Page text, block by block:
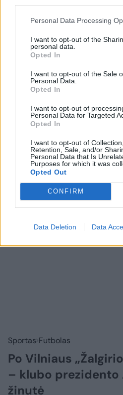
Personal Data Processing
I want to opt-out of the
personal data.
Opted In
I want to opt-out of the Sale
Personal Data.
Opted In
I want to opt-out of
Personal Data for Targeted
Opted In
I want to opt-out of
Retention, Sale, and/or
Personal Data that Is
Purposes for which it was
Opted Out
CONFIRM
Data Deletion Data
Komentuoti po šiuo
Komentuoti gali tik Lrytas
Prisijunkite prie registruotų
Prisijungti
Sportas Futbolas
Po Vilniaus
– klubo prezidento
žinutė